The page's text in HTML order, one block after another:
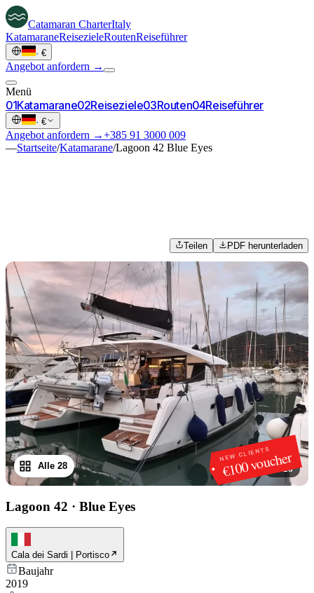
Catamaran CharterItaly
KatamaraneReisezieleRoutenReiseführer
· €
Angebot anfordern →
Menü
01Katamarane02Reiseziele03Routen04Reiseführer
· €
Angebot anfordern →+385 91 3000 009
—Startseite/Katamarane/Lagoon 42 Blue Eyes
Teilen PDF herunterladen
NEW CLIENTS
€100 voucher
1/28
Alle 28
Lagoon 42 · Blue Eyes
Cala dei Sardi | Portisco
Baujahr
2019